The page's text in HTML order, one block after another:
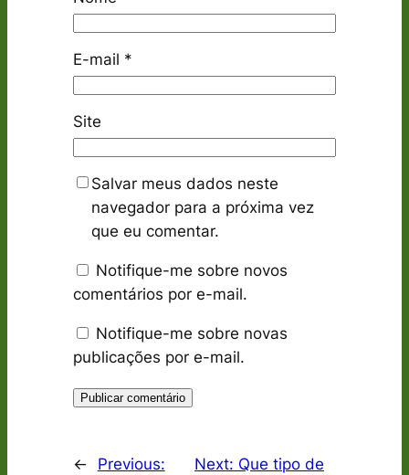
E-mail *
Site
Salvar meus dados neste
navegador para a próxima vez
que eu comentar.
Notifique-me sobre novos
comentários por e-mail.
Notifique-me sobre novas
publicações por e-mail.
← Previous: Next: Que tipo de